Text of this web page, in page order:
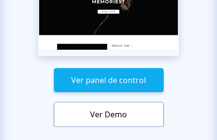
Ver panel de control
Ver Demo